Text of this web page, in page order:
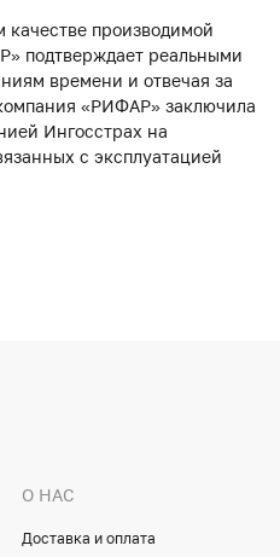
производимой
подтверждает реальными
времени и отвечая за
«РИФАР» заключила
Ингосстрах на
с эксплуатацией
О НАС
Доставка и оплата